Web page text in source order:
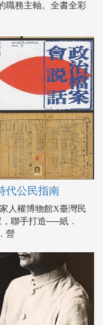
職務主軸。全書全彩
代公民指南
人權博物館X臺灣民
聯手打造──紙．
營